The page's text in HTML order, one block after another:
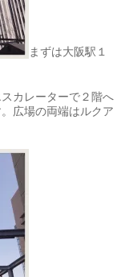
まずは大阪駅１
カレーターで２階へ
広場の両端はルクア